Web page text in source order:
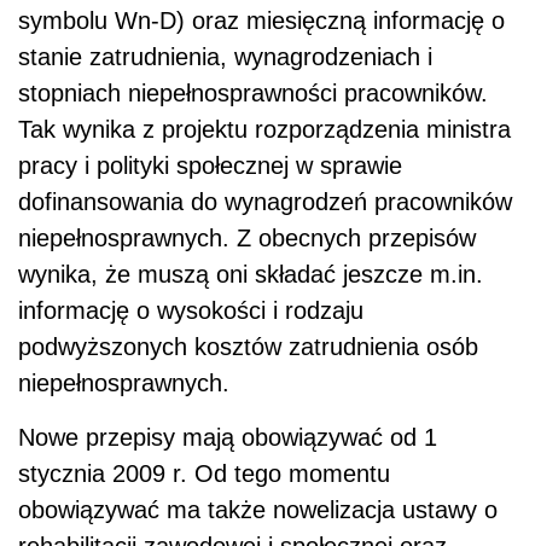
symbolu Wn-D) oraz miesięczną informację o
stanie zatrudnienia, wynagrodzeniach i
stopniach niepełnosprawności pracowników.
Tak wynika z projektu rozporządzenia ministra
pracy i polityki społecznej w sprawie
dofinansowania do wynagrodzeń pracowników
niepełnosprawnych. Z obecnych przepisów
wynika, że muszą oni składać jeszcze m.in.
informację o wysokości i rodzaju
podwyższonych kosztów zatrudnienia osób
niepełnosprawnych.
Nowe przepisy mają obowiązywać od 1
stycznia 2009 r. Od tego momentu
obowiązywać ma także nowelizacja ustawy o